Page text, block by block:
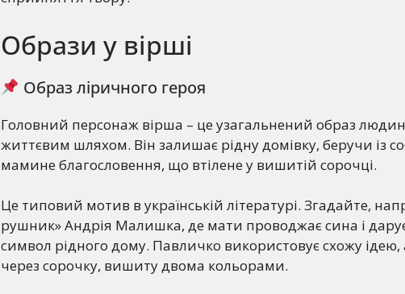
Образи у вірші
Образ ліричного героя
Головний персонаж вірша – це узагальнений образ
життєвим шляхом. Він залишає рідну домівку, беручи із
мамине благословення, що втілене у вишитій сорочці.
Це типовий мотив в українській літературі. Згадайте,
рушник» Андрія Малишка, де мати проводжає сина і
символ рідного дому. Павличко використовує схожу ідею,
через сорочку, вишиту двома кольорами.